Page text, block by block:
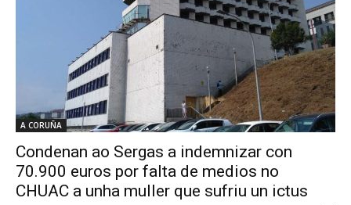
A CORUÑA
Condenan ao Sergas a indemnizar con
70.900 euros por falta de medios no
CHUAC a unha muller que sufriu un ictus